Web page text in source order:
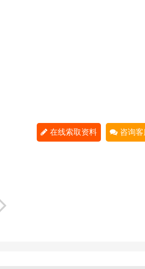
在线索取资料 咨询